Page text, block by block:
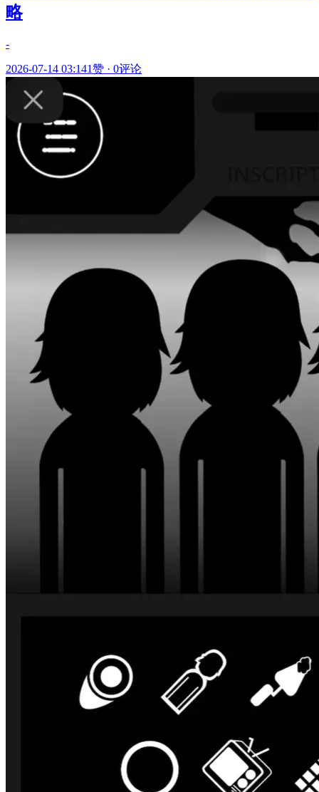
略
-
2026-07-14 03:141赞 · 0评论